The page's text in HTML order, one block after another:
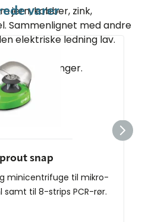
jern, kobber, zink,
Sammenlignet med andre
elektriske ledning lav.
siliconeslanger.
varer
snap
minicentrifuge til mikro-
samt til 8-strips PCR-rør.